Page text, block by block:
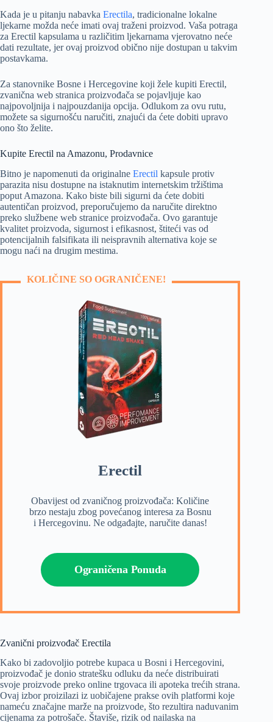
Kada je u pitanju nabavka Erectila, tradicionalne lokalne
ljekarne možda neće imati ovaj traženi proizvod. Vaša potraga
za Erectil kapsulama u različitim ljekarnama vjerovatno neće
dati rezultate, jer ovaj proizvod obično nije dostupan u takvim
postavkama.
Za stanovnike Bosne i Hercegovine koji žele kupiti Erectil,
zvanična web stranica proizvođača se pojavljuje kao
najpovoljnija i najpouzdanija opcija. Odlukom za ovu rutu,
možete sa sigurnošću naručiti, znajući da ćete dobiti upravo
ono što želite.
Kupite Erectil na Amazonu, Prodavnice
Bitno je napomenuti da originalne Erectil kapsule protiv
parazita nisu dostupne na istaknutim internetskim tržištima
poput Amazona. Kako biste bili sigurni da ćete dobiti
autentičan proizvod, preporučujemo da naručite direktno
preko službene web stranice proizvođača. Ovo garantuje
kvalitet proizvoda, sigurnost i efikasnost, štiteći vas od
potencijalnih falsifikata ili neispravnih alternativa koje se
mogu naći na drugim mestima.
KOLIČINE SO OGRANIČENE!
Erectil
Obavijest od zvaničnog proizvođača: Količine
brzo nestaju zbog povećanog interesa za Bosnu
i Hercegovinu. Ne odgađajte, naručite danas!
Ograničena Ponuda
Zvanični proizvođač Erectila
Kako bi zadovoljio potrebe kupaca u Bosni i Hercegovini,
proizvođač je donio stratešku odluku da neće distribuirati
svoje proizvode preko online trgovaca ili apoteka trećih strana.
Ovaj izbor proizilazi iz uobičajene prakse ovih platformi koje
nameću značajne marže na proizvode, što rezultira naduvanim
cijenama za potrošače. Štaviše, rizik od nailaska na